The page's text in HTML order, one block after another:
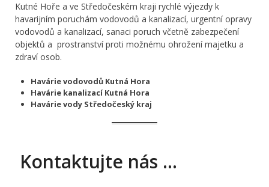
Kutné Hoře a ve Středočeském kraji rychlé výjezdy k
havarijním poruchám vodovodů a kanalizací, urgentní opravy
vodovodů a kanalizací, sanaci poruch včetně zabezpečení
objektů a prostranství proti možnému ohrožení majetku a
zdraví osob.
Havárie vodovodů Kutná Hora
Havárie kanalizací Kutná Hora
Havárie vody Středočeský kraj
Kontaktujte nás …